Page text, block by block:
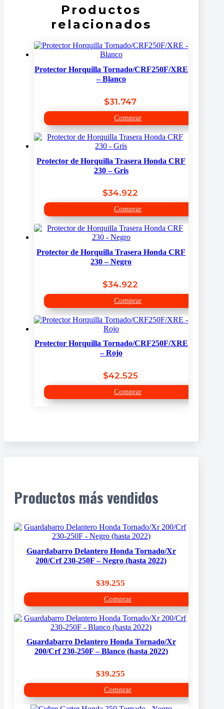
CONTACTO
Productos
relacionados
Protector Horquilla Tornado/CRF250F/XRE
– Blanco
$31.747
Comprar
Protector de Horquilla Trasera Honda CRF
230 – Gris
$34.922
Comprar
Protector de Horquilla Trasera Honda CRF
230 – Negro
$34.922
Comprar
Protector Horquilla Tornado/CRF250F/XRE
– Rojo
$42.525
Comprar
Productos más vendidos
Guardabarro Delantero Honda Tornado/Xr
200/Crf 230-250F – Negro (hasta 2022)
$39.255
Comprar
Guardabarro Delantero Honda Tornado/Xr
200/Crf 230-250F – Blanco (hasta 2022)
$39.255
Comprar